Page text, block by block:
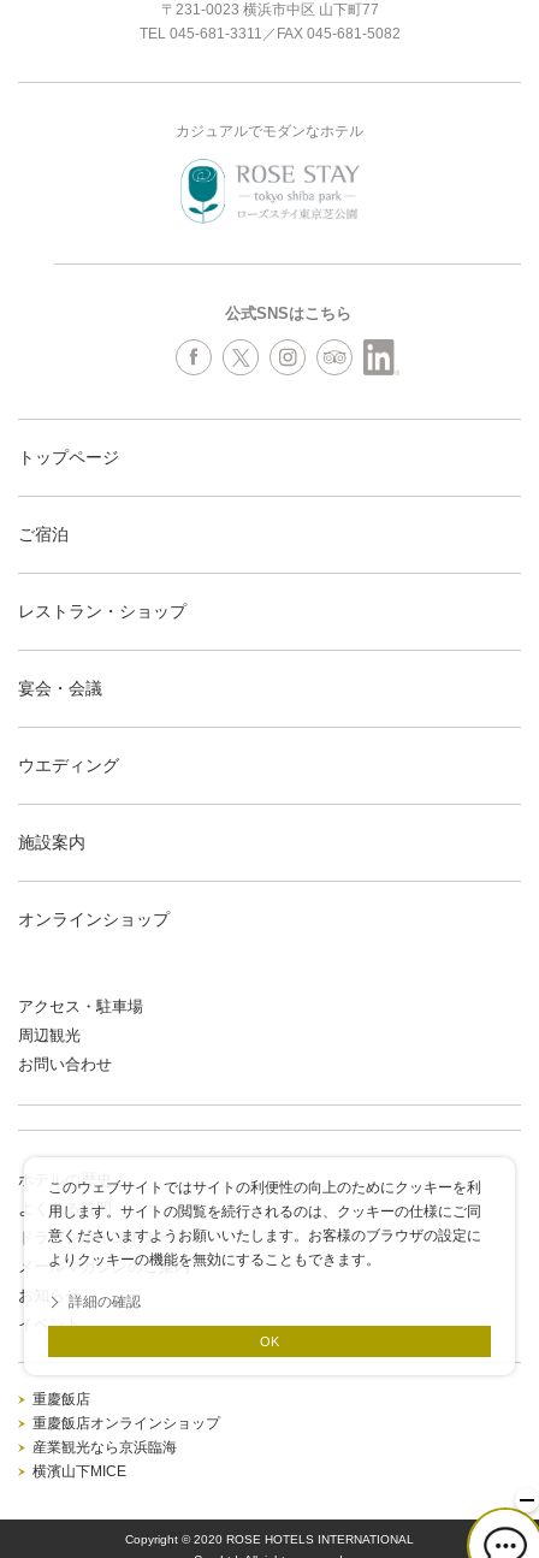
このウェブサイトではサイトの利便性の向上のためにクッキーを利
用します。サイトの閲覧を続行されるのは、クッキーの仕様にご同
意くださいますようお願いいたします。お客様のブラウザの設定に
よりクッキーの機能を無効にすることもできます。
詳細の確認
OK
〒231-0023 横浜市中区 山下町77
TEL 045-681-3311 ／FAX 045-681-5082
カジュアルでモダンなホテル
公式SNSはこちら
トップページ
ご宿泊
レストラン・ショップ
宴会・会議
ウエディング
施設案内
オンラインショップ
アクセス・駐車場
周辺観光
お問い合わせ
ホテルの歴史
よくある質問
ドラゴンポイントカード
メールマガジンのご案内
お知らせ
イベント
重慶飯店
重慶飯店オンラインショップ
産業観光なら京浜臨海
横濱山下MICE
Copyright © 2020 ROSE HOTELS INTERNATIONAL